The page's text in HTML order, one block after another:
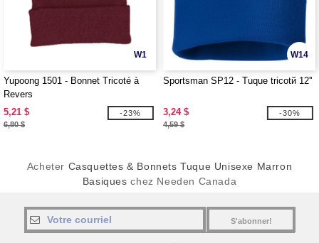
W1
Yupoong 1501 - Bonnet Tricoté à
Revers
5,21 $
6,80 $
-23%
W14
Sportsman SP12 - Tuque tricotй 12''
3,24 $
4,59 $
-30%
Acheter Casquettes & Bonnets Tuque Unisexe Marron
Basiques chez Needen Canada
S'abonner!